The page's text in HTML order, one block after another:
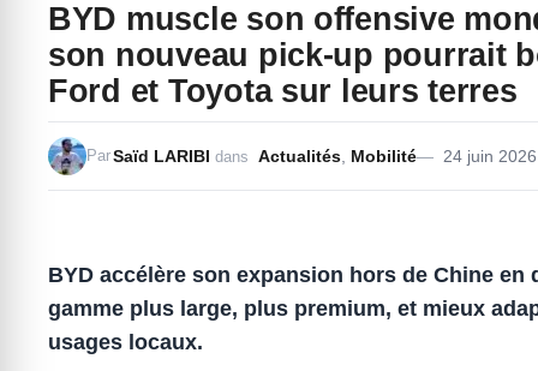
BYD muscle son offensive
son nouveau pick-up pourrait
Ford et Toyota sur leurs terres
24 juin 2026
ParSaïd LARIBI dans Actualités Mobilité
BYD accélère son expansion hors de Chine en
gamme plus large, plus premium, et mieux
usages locaux.